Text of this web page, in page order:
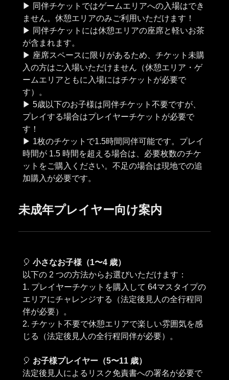
▶︎ 同伴チケットではゲームエリアへの入場はでき
ません。休憩エリアのみご利用いただけます！
▶︎ 同伴チケットには休憩エリアの座席と軽いお茶
が含まれます。
▶︎ 座席スペースに限りがあるため、チケット未購
入の方はご入場いただけません（休憩エリア・ゲ
ームエリアともに入場にはチケットが必要で
す）。
▶︎ 5歳以下のお子様は同伴チケット不要ですが、
プレイする場合はプレイヤーチケットが必要で
す！
▶︎ 1枚のチケットで1.5時間同伴可能です。プレイ
時間が 1.5 時間を超える場合は、必要枚数のチケ
ットをご購入ください。不足の場合は現地での追
未成年プレイヤー向け案内
🎈 小さなお子様（1〜4 歳）
以下の 2 つの方法からお選びいただけます：
1. プレイヤーチケットを購入して 64マスタイプの
エリアにチャレンジする（法定後見人の全行程同
伴が必要）。
2. チケット不要で休憩エリアで楽しい雰囲気を感
じる（法定後見人の全行程同伴が必要）。
🎈 お子様プレイヤー（5〜11 歳）
法定後見人によるリスク免責書への署名が必要で